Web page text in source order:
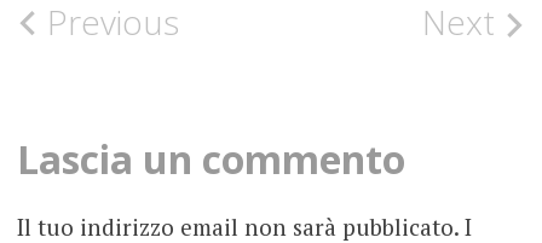
DARK
AMBIENT
FOTOGRAFIE
Post
Previous Next
Lascia un commento
Il tuo indirizzo email non sarà pubblicato. I